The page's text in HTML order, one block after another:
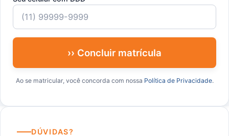
›› Concluir matrícula
Ao se matricular, você concorda com nossa Política de Privacidade.
DÚVIDAS?